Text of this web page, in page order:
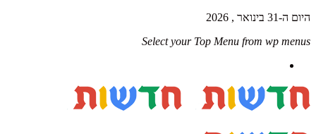
היום ה-31 בינואר , 2026
Select your Top Menu from wp menus